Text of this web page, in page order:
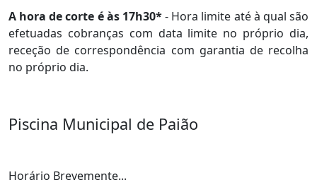
A hora de corte é às 17h30*- Hora limite até à qual são
efetuadas cobranças com data limite no próprio dia,
receção de correspondência com garantia de recolha
no próprio dia.
Piscina Municipal de Paião
Horário Brevemente...